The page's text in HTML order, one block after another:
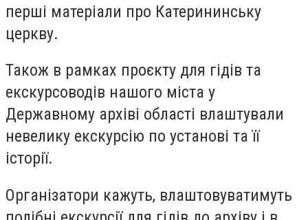
перші матеріали про Катерининську
церкву.
Також в рамках проєкту для гідів та
екскурсоводів нашого міста у
Державному архіві області влаштували
невелику екскурсію по установі та її
історії.
Організатори кажуть, влаштовуватимуть